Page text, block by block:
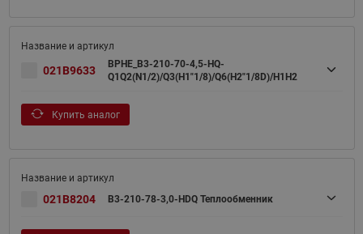
021B9633
BPHE_B3-210-70-4,5-HQ-
Q1Q2(N1/2)/Q3(H1"1/8)/Q6(H2"1/8D)/H1H2
Купить аналог
021B8204 B3-210-78-3,0-НDQ Теплообменник